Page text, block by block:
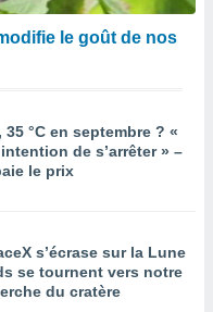
le goût de nos
°C en septembre ? «
intention de s’arrêter » –
le prix
s’écrase sur la Lune
se tournent vers notre
du cratère